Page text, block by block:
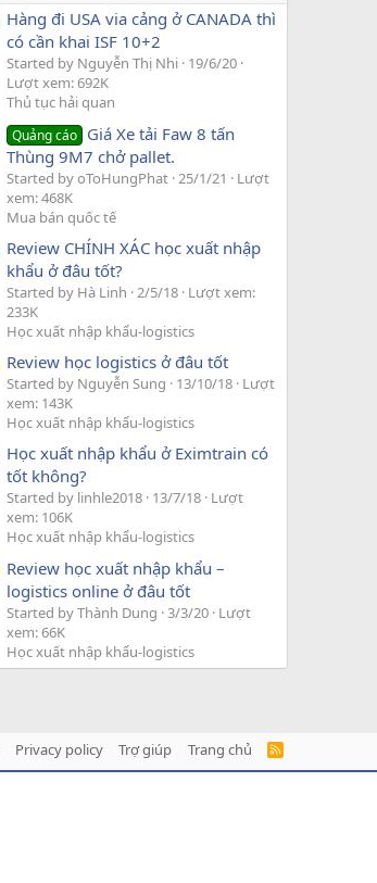
Hàng đi USA via cảng ở CANADA thì
có cần khai ISF 10+2
Started by Nguyễn Thị Nhi 19/6/20
Lượt xem: 692K
Thủ tục hải quan
Quảng cáo Giá Xe tải Faw 8 tấn
Thùng 9M7 chở pallet.
Started by oToHungPhat 25/1/21
Lượt
xem: 468K
Mua bán quốc tế
Review CHÍNH XÁC học xuất nhập
khẩu ở đâu tốt?
Started by Hà Linh 2/5/18 Lượt xem:
233K
Học xuất nhập khẩu-logistics
Review học logistics ở đâu tốt
Started by Nguyễn Sung 13/10/18 Lượt
xem: 143K
Học xuất nhập khẩu-logistics
Học xuất nhập khẩu ở Eximtrain có
tốt không?
Started by linhle2018 13/7/18 Lượt
xem: 106K
Học xuất nhập khẩu-logistics
Review học xuất nhập khẩu –
logistics online ở đâu tốt
Started by Thành Dung 3/3/20 Lượt
xem: 66K
Học xuất nhập khẩu-logistics
Privacy policy Trợ giúp Trang chủ
R